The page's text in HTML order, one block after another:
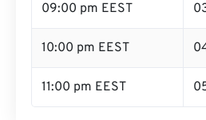
09:00 pm EEST
10:00 pm EEST
11:00 pm EEST